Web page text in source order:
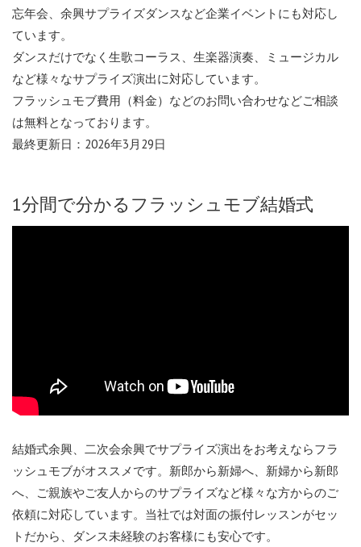
忘年会、余興サプライズダンスなど企業イベントにも対応し
ています。
ダンスだけでなく生歌コーラス、生楽器演奏、ミュージカル
など様々なサプライズ演出に対応しています。
フラッシュモブ費用（料金）などのお問い合わせなどご相談
は無料となっております。
最終更新日：2026年3月29日
1分間で分かるフラッシュモブ結婚式
結婚式余興、二次会余興でサプライズ演出をお考えならフラ
ッシュモブがオススメです。新郎から新婦へ、新婦から新郎
へ、ご親族やご友人からのサプライズなど様々な方からのご
依頼に対応しています。当社では対面の振付レッスンがセッ
トだから、ダンス未経験のお客様にも安心です。